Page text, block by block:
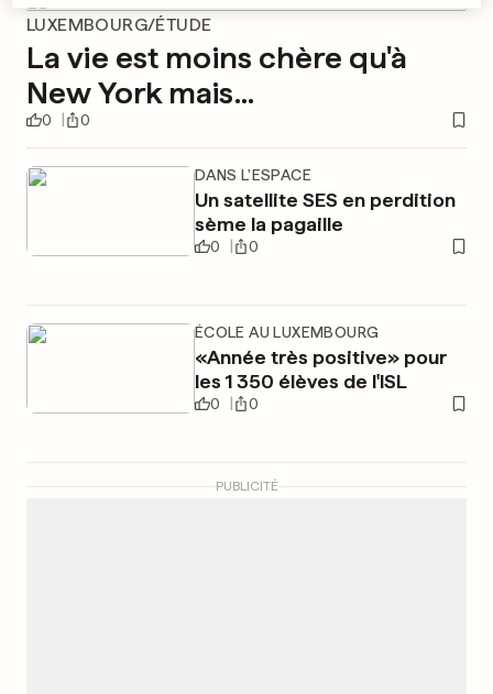
LUXEMBOURG/ÉTUDE
La vie est moins chère qu'à
New York mais...
0 0
DANS L'ESPACE
Un satellite SES en perdition
sème la pagaille
0 0
ÉCOLE AU LUXEMBOURG
«Année très positive» pour
les 1 350 élèves de l'ISL
0 0
PUBLICITÉ